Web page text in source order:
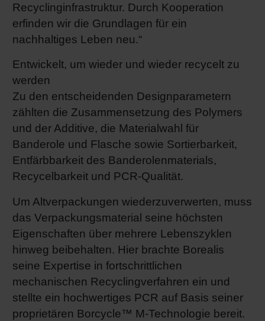
Recyclinginfrastruktur. Durch Kooperation
erfinden wir die Grundlagen für ein
nachhaltiges Leben neu.“
Entwickelt, um wieder und wieder recycelt zu
werden
Zu den entscheidenden Designparametern
zählten die Zusammensetzung des Polymers
und der Additive, die Materialwahl für
Banderole und Flasche sowie Sortierbarkeit,
Entfärbbarkeit des Banderolenmaterials,
Recycelbarkeit und PCR-Qualität.
Um Altverpackungen wiederzuverwerten, muss
das Verpackungsmaterial seine höchsten
Eigenschaften über mehrere Lebenszyklen
hinweg beibehalten. Hier brachte Borealis
seine Expertise in fortschrittlichen
mechanischen Recyclingverfahren ein und
stellte ein hochwertiges PCR auf Basis seiner
proprietären Borcycle™ M-Technologie bereit.